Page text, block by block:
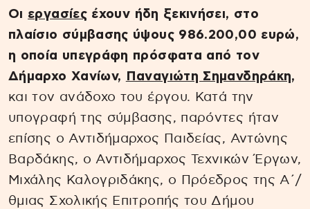
Οι εργασίεςέχουν ήδη ξεκινήσει, στο
πλαίσιο σύμβασης ύψους 986.200,00 ευρώ,
η οποία υπεγράφη πρόσφατα από τον
Δήμαρχο Χανίων,
Παναγιώτη Σημανδηράκη,
και τον ανάδοχο του έργου. Κατά την
υπογραφή της σύμβασης, παρόντες ήταν
επίσης ο Αντιδήμαρχος Παιδείας, Αντώνης
Βαρδάκης, ο Αντιδήμαρχος Τεχνικών Έργων,
Μιχάλης Καλογριδάκης, o Πρόεδρος της Α΄/
θμιας Σχολικής Επιτροπής του Δήμου